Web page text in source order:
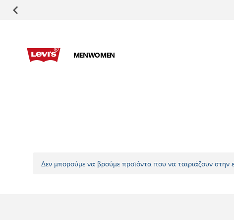
MENWOMEN
Δεν μπορούμε να βρούμε προϊόντα που να ταιριάζουν στην